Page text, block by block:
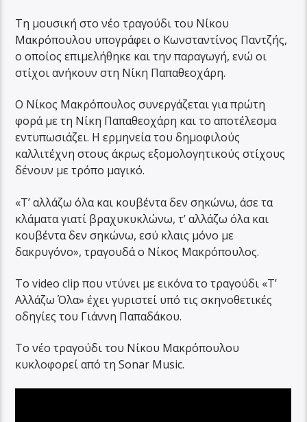
Τη μουσική στο νέο τραγούδι του Νίκου
Μακρόπουλου υπογράφει ο Κωνσταντίνος Παντζής,
ο οποίος επιμελήθηκε και την παραγωγή, ενώ οι
στίχοι ανήκουν στη Νίκη Παπαθεοχάρη.
Ο Νίκος Μακρόπουλος συνεργάζεται για πρώτη
φορά με τη Νίκη Παπαθεοχάρη και το αποτέλεσμα
εντυπωσιάζει. Η ερμηνεία του δημοφιλούς
καλλιτέχνη στους άκρως εξομολογητικούς στίχους
δένουν με τρόπο μαγικό.
«Τ’ αλλάζω όλα και κουβέντα δεν σηκώνω, άσε τα
κλάματα γιατί βραχυκυκλώνω, τ’ αλλάζω όλα και
κουβέντα δεν σηκώνω, εσύ κλαις μόνο με
δακρυγόνο», τραγουδά ο Νίκος Μακρόπουλος.
Το video clip που ντύνει με εικόνα το τραγούδι «Τ’
Αλλάζω Όλα» έχει γυριστεί υπό τις σκηνοθετικές
οδηγίες του Γιάννη Παπαδάκου.
Το νέο τραγούδι του Νίκου Μακρόπουλου
κυκλοφορεί από τη Sonar Music.